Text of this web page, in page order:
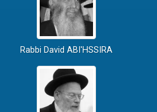
Rabbi David ABI'HSSIRA